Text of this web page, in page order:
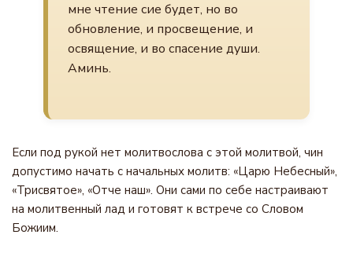
мне чтение сие будет, но во
обновление, и просвещение, и
освящение, и во спасение души.
Аминь.
Если под рукой нет молитвослова с этой молитвой, чин
допустимо начать с начальных молитв: «Царю Небесный»,
«Трисвятое», «Отче наш». Они сами по себе настраивают
на молитвенный лад и готовят к встрече со Словом
Божиим.